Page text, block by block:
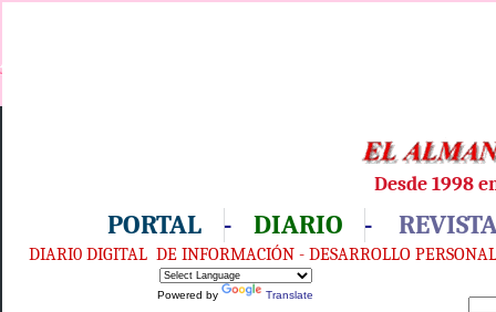
Desde 1998
PORTAL - DIARIO -
DIARI0 DIGITAL DE INFORMACIÓN - DESARROLLO
Powered by Translate